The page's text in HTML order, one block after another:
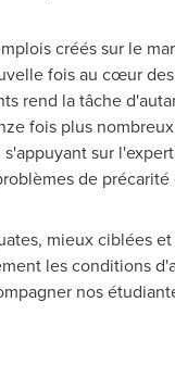
créés sur le
fois au cœur
rend la tâche
fois plus
sur
de
mieux ciblées
les conditions
nos